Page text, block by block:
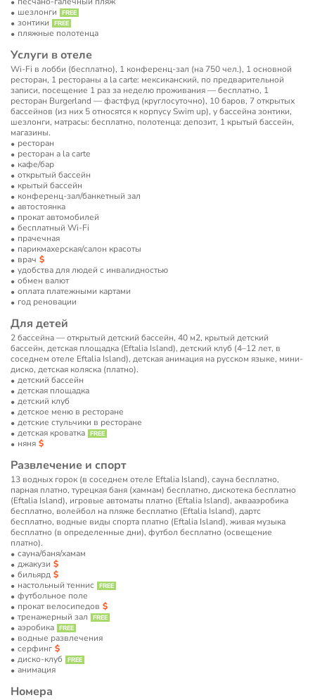
шезлонги
зонтики
пляжные полотенца
Услуги в отеле
Wi-Fi в лобби (бесплатно), 1 конференц-зал (на 750 чел.), 1 основной
ресторан, 1 рестораны a la carte: мексиканский, по предварительной
записи, посещение 1 раз за неделю проживания — бесплатно, 1
ресторан Burgerland — фастфуд (круглосуточно), 10 баров, 7 открытых
бассейнов (из них 5 относятся к корпусу Swim up), у бассейна зонтики,
шезлонги, матрасы: бесплатно, полотенца: депозит, 1 крытый бассейн,
магазины.
ресторан
ресторан a la carte
кафе/бар
открытый бассейн
крытый бассейн
конференц-зал/банкетный зал
автостоянка
прокат автомобилей
бесплатный Wi-Fi
прачечная
парикмахерская/салон красоты
врач
удобства для людей с инвалидностью
обмен валют
оплата платежными картами
год реновации
Для детей
2 бассейна — открытый детский бассейн, 40 м2, крытый детский
бассейн, детская площадка (Eftalia Island), детский клуб (4–12 лет, в
соседнем отеле Eftalia Island), детская анимация на русском языке, мини-
диско, детская коляска (платно).
детский бассейн
детская площадка
детский клуб
детское меню в ресторане
детские стульчики в ресторане
детская кроватка
няня
Развлечение и спорт
13 водных горок (в соседнем отеле Eftalia Island), сауна бесплатно,
парная платно, турецкая баня (хаммам) бесплатно, дискотека бесплатно
(Eftalia Island), игровые автоматы платно (Eftalia Island), аквааэробика
бесплатно, волейбол на пляже бесплатно (Eftalia Island), дартс
бесплатно, водные виды спорта платно (Eftalia Island), живая музыка
бесплатно (в определенные дни), футбол бесплатно (освещение
платно).
сауна/баня/хамам
джакузи
бильярд
настольный теннис
футбольное поле
прокат велосипедов
тренажерный зал
аэробика
водные развлечения
серфинг
диско-клуб
анимация
Номера